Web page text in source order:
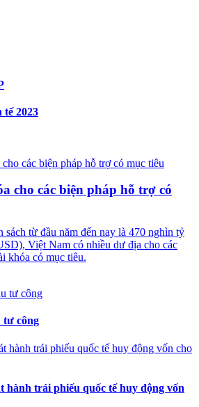
2023
cho các biện pháp hỗ trợ có
sách từ đầu năm đến nay là 470 nghìn tỷ
Việt Nam có nhiều dư địa cho các
khóa có mục tiêu.
tư công
hành trái phiếu quốc tế huy động vốn